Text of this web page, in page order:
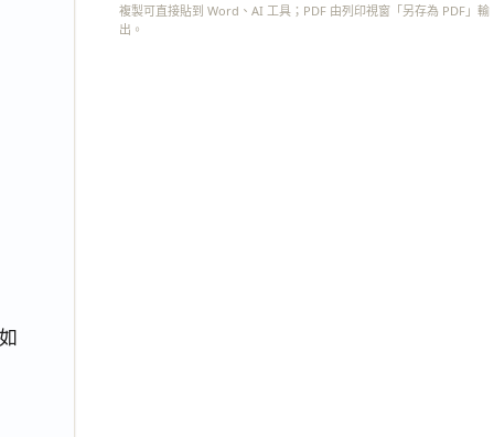
複製可直接貼到 Word、AI 工具；PDF 由列印視窗「另存為 PDF」輸
出。